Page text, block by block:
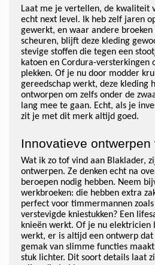
Laat me je vertellen, de kwaliteit
echt next level. Ik heb zelf jaren
gewerkt, en waar andere
scheuren, blijft deze kleding
stevige stoffen die tegen een
katoen en Cordura-versterkingen
plekken. Of je nu door modder
gereedschap werkt, deze kleding
ontworpen om zelfs onder de
lang mee te gaan. Echt, als je
zit je met dit merk altijd goed.
Innovatieve
Wat ik zo tof vind aan Blaklader,
ontwerpen. Ze denken echt na
beroepen nodig hebben. Neem
werkbroeken: die hebben extra
perfect voor timmermannen
verstevigde kniestukken? Een
knieën werkt. Of je nu elektricien
werkt, er is altijd een ontwerp
gemak van slimme functies
stuk lichter. Dit soort details laat